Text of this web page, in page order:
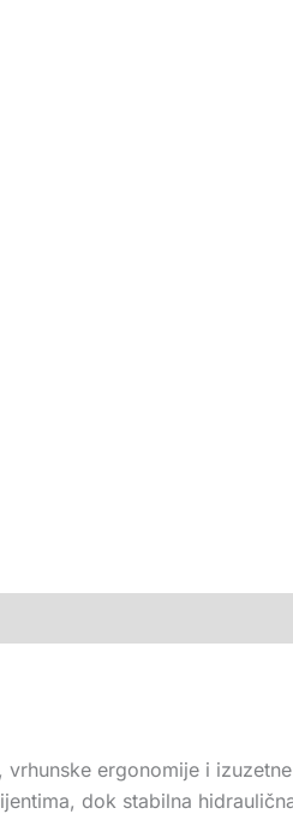
ergonomije i
dok stabilna